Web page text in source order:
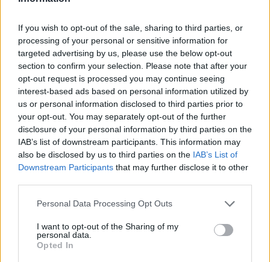
If you wish to opt-out of the sale, sharing to third parties, or
processing of your personal or sensitive information for
targeted advertising by us, please use the below opt-out
section to confirm your selection. Please note that after your
opt-out request is processed you may continue seeing
interest-based ads based on personal information utilized by
us or personal information disclosed to third parties prior to
your opt-out. You may separately opt-out of the further
disclosure of your personal information by third parties on the
IAB’s list of downstream participants. This information may
also be disclosed by us to third parties on the IAB’s List of
Downstream Participants that may further disclose it to other
Personal Data Processing Opt Outs
I want to opt-out of the Sharing of my
personal data.
Opted In
ÉLŐ BOLYGÓNK
Szedd magad őszibarack: itt vannak
a legjobb lelőhelyek!
SZEMLE